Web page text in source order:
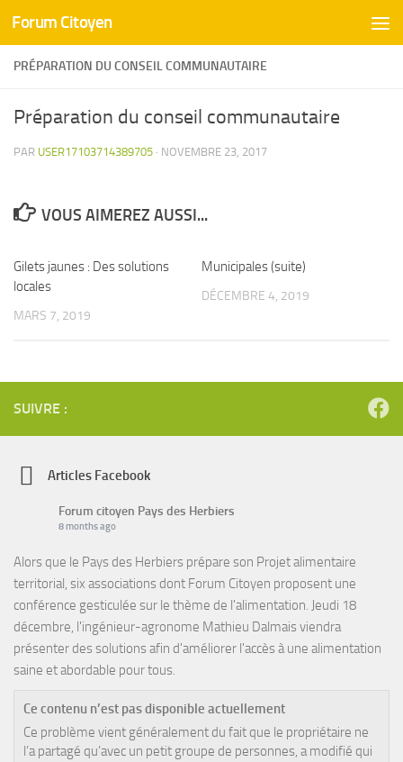
Skip to content
Forum Citoyen
PRÉPARATION DU CONSEIL COMMUNAUTAIRE
Préparation du conseil communautaire
PAR USER17103714389705 · NOVEMBRE 23, 2017
VOUS AIMEREZ AUSSI...
Gilets jaunes : Des solutions
locales
MARS 7, 2019
Municipales (suite)
DÉCEMBRE 4, 2019
SUIVRE :
Articles Facebook
Forum citoyen Pays des Herbiers
8 months ago
Alors que le Pays des Herbiers prépare son Projet alimentaire
territorial, six associations dont Forum Citoyen proposent une
conférence gesticulée sur le thème de l'alimentation. Jeudi 18
décembre, l'ingénieur-agronome Mathieu Dalmais viendra
présenter des solutions afin d'améliorer l'accès à une alimentation
saine et abordable pour tous.
Ce contenu n’est pas disponible actuellement
Ce problème vient généralement du fait que le propriétaire ne
l’a partagé qu’avec un petit groupe de personnes, a modifié qui